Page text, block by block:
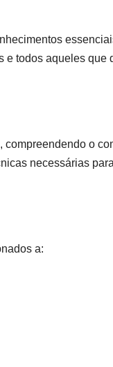
e todos aqueles que
, compreendendo o
necessárias
a: